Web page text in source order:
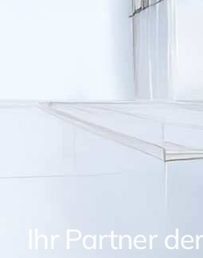
Ihr Partner